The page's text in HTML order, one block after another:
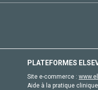
PLATEFORMES
Site e-commerce :
Aide à la pratique